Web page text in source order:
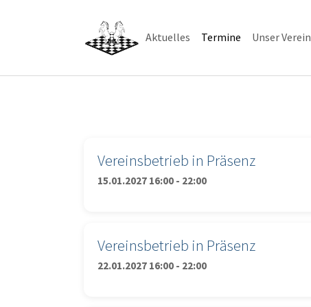
Aktuelles Termine (current)
Unser Verein
Vereinsbetrieb in Präsenz
15.01.2027 16:00 - 22:00
Vereinsbetrieb in Präsenz
22.01.2027 16:00 - 22:00